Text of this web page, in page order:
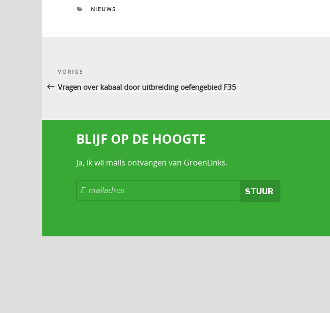
CATEGORIEËN
NIEUWS
Bericht
navigatie
Vorig
bericht
VORIGE
Vragen over kabaal door uitbreiding oefengebied F35
BLIJF OP DE HOOGTE
Ja, ik wil mails ontvangen van GroenLinks.